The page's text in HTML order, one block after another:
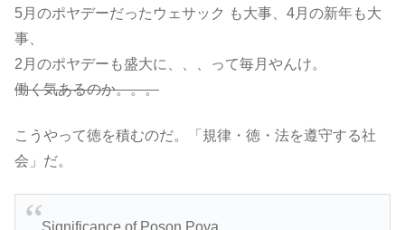
5月のポヤデーだったウェサック も大事、4月の新年も大
事、
2月のポヤデーも盛大に、、、って毎月やんけ。
働く気あるのか。。。
こうやって徳を積むのだ。「規律・徳・法を遵守する社
会」だ。